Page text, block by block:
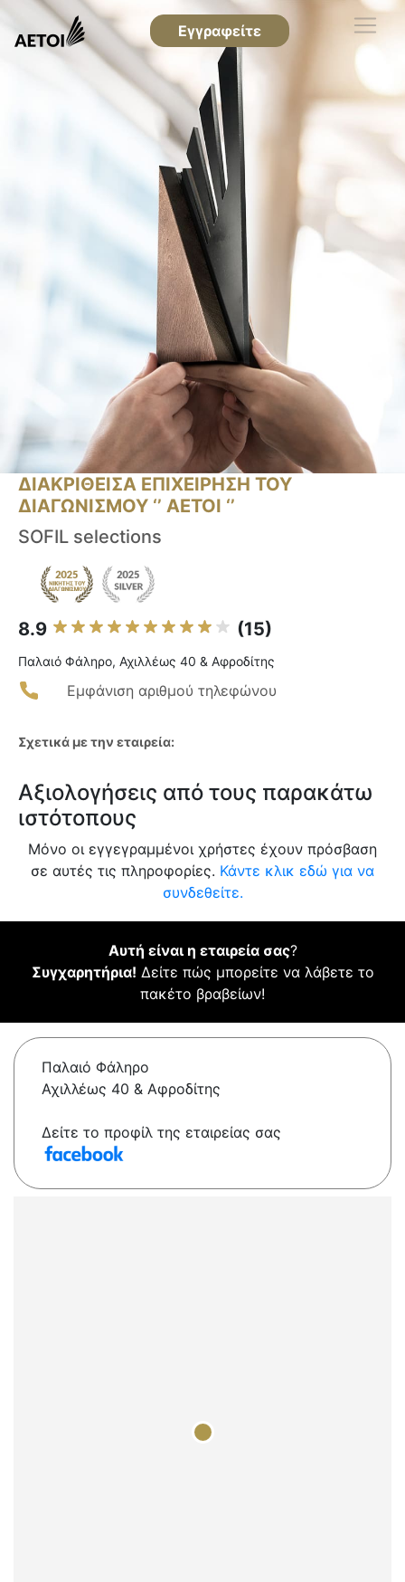
Εγγραφείτε
ΔΙΑΚΡΙΘΕΙΣΑ ΕΠΙΧΕΙΡΗΣΗ ΤΟΥ
ΔΙΑΓΩΝΙΣΜΟΥ ‘’ ΑΕΤΟΙ ‘’
SOFIL selections
8.9 (15)
Παλαιό Φάληρο, Αχιλλέως 40 & Αφροδίτης
Εμφάνιση αριθμού τηλεφώνου
Σχετικά με την εταιρεία:
Αξιολογήσεις από τους παρακάτω
ιστότοπους
Μόνο οι εγγεγραμμένοι χρήστες έχουν πρόσβαση
σε αυτές τις πληροφορίες. Κάντε κλικ εδώ για να
συνδεθείτε.
Αυτή είναι η εταιρεία σας?
Συγχαρητήρια! Δείτε πώς μπορείτε να λάβετε το
πακέτο βραβείων!
Παλαιό Φάληρο
Αχιλλέως 40 & Αφροδίτης
Δείτε το προφίλ της εταιρείας σας